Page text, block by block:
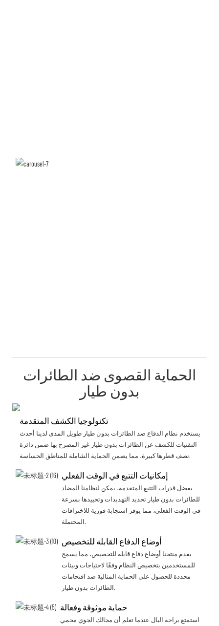
الحماية القصوى ضد الطائرات
بدون طيار
تكنولوجيا الكشف المتقدمة
يستخدم نظام الدفاع ضد الطائرات بدون طيار طويل المدى لدينا أحدث
التقنيات للكشف عن الطائرات بدون طيار غير المصرح بها ضمن دائرة
نصف قطرها كبيرة، مما يضمن الحماية الشاملة للمناطق الحساسة.
إمكانيات التتبع في الوقت الفعلي
بفضل قدرات التتبع المتقدمة، يمكن لنظامنا المضاد
للطائرات بدون طيار تحديد التهديدات وتحييدها بسرعة
في الوقت الفعلي، مما يوفر استجابة فورية للاختراقات
المحتملة.
أوضاع الدفاع القابلة للتخصيص
يقدم منتجنا أوضاع دفاع قابلة للتخصيص، مما يسمح
للمستخدمين بتخصيص النظام وفقًا لاحتياجات وبيئات
محددة للحصول على الحماية المثالية ضد اقتحامات
الطائرات بدون طيار.
حماية موثوقة وفعالة
استمتع براحة البال عندما تعلم أن مجالك الجوي محمي